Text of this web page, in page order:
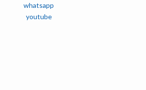
whatsapp
youtube